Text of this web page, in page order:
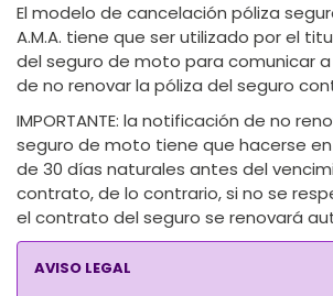
El modelo de cancelación póliza
A.M.A. tiene que ser utilizado por el
del seguro de moto para comunicar a
de no renovar la póliza del seguro
IMPORTANTE: la notificación de no
seguro de moto tiene que hacerse
de 30 días naturales antes del
contrato, de lo contrario, si no se
el contrato del seguro se renovará
AVISO LEGAL